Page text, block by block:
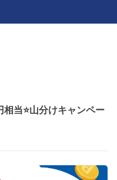
当⭐山分けキャンペー